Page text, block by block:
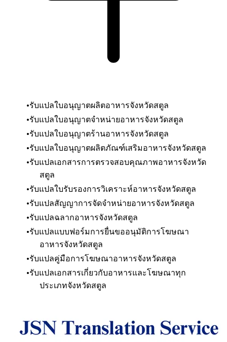
รับแปลใบอนุญาตผลิตอาหารจังหวัดสตูล
รับแปลใบอนุญาตจำหน่ายอาหารจังหวัดสตูล
รับแปลใบอนุญาตร้านอาหารจังหวัดสตูล
รับแปลใบอนุญาตผลิตภัณฑ์เสริมอาหารจังหวัดสตูล
รับแปลเอกสารการตรวจสอบคุณภาพอาหารจังหวัด
สตูล
รับแปลใบรับรองการวิเคราะห์อาหารจังหวัดสตูล
รับแปลสัญญาการจัดจำหน่ายอาหารจังหวัดสตูล
รับแปลฉลากอาหารจังหวัดสตูล
รับแปลแบบฟอร์มการยื่นขออนุมัติการโฆษณา
อาหารจังหวัดสตูล
รับแปลคู่มือการโฆษณาอาหารจังหวัดสตูล
รับแปลเอกสารเกี่ยวกับอาหารและโฆษณาทุก
ประเภทจังหวัดสตูล